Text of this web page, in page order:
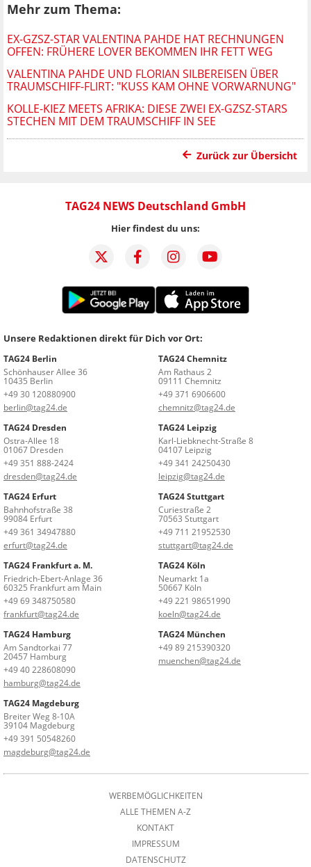
Mehr zum Thema:
EX-GZSZ-STAR VALENTINA PAHDE HAT RECHNUNGEN
OFFEN: FRÜHERE LOVER BEKOMMEN IHR FETT WEG
VALENTINA PAHDE UND FLORIAN SILBEREISEN ÜBER
TRAUMSCHIFF-FLIRT: "KUSS KAM OHNE VORWARNUNG"
KOLLE-KIEZ MEETS AFRIKA: DIESE ZWEI EX-GZSZ-STARS
STECHEN MIT DEM TRAUMSCHIFF IN SEE
Zurück zur Übersicht
TAG24 NEWS Deutschland GmbH
Hier findest du uns:
Unsere Redaktionen direkt für Dich vor Ort:
TAG24 Berlin
Schönhauser Allee 36
10435 Berlin
+49 30 120880900
berlin@tag24.de
TAG24 Chemnitz
Am Rathaus 2
09111 Chemnitz
+49 371 6906600
chemnitz@tag24.de
TAG24 Dresden
Ostra-Allee 18
01067 Dresden
+49 351 888-2424
dresden@tag24.de
TAG24 Leipzig
Karl-Liebknecht-Straße 8
04107 Leipzig
+49 341 24250430
leipzig@tag24.de
TAG24 Erfurt
Bahnhofstraße 38
99084 Erfurt
+49 361 34947880
erfurt@tag24.de
TAG24 Stuttgart
Curiestraße 2
70563 Stuttgart
+49 711 21952530
stuttgart@tag24.de
TAG24 Frankfurt a. M.
Friedrich-Ebert-Anlage 36
60325 Frankfurt am Main
+49 69 348750580
frankfurt@tag24.de
TAG24 Köln
Neumarkt 1a
50667 Köln
+49 221 98651990
koeln@tag24.de
TAG24 Hamburg
Am Sandtorkai 77
20457 Hamburg
+49 40 228608090
hamburg@tag24.de
TAG24 München
+49 89 215390320
muenchen@tag24.de
TAG24 Magdeburg
Breiter Weg 8-10A
39104 Magdeburg
+49 391 50548260
magdeburg@tag24.de
WERBEMÖGLICHKEITEN
ALLE THEMEN A-Z
KONTAKT
IMPRESSUM
DATENSCHUTZ